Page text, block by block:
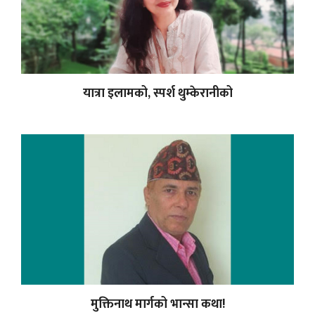
यात्रा इलामको, स्पर्श थुम्केरानीको
मुक्तिनाथ मार्गको भान्सा कथा!